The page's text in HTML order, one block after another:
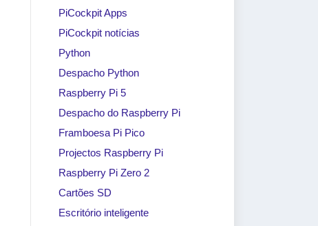
PiCockpit Apps
PiCockpit notícias
Python
Despacho Python
Raspberry Pi 5
Despacho do Raspberry Pi
Framboesa Pi Pico
Projectos Raspberry Pi
Raspberry Pi Zero 2
Cartões SD
Escritório inteligente